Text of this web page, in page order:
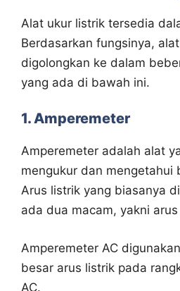
Alat ukur listrik tersedia
Berdasarkan fungsinya,
digolongkan ke dalam
yang ada di bawah ini.
1. Amperemeter
Amperemeter adalah alat
mengukur dan mengetahui
Arus listrik yang biasanya
ada dua macam, yakni
Amperemeter AC
besar arus listrik pada
AC.